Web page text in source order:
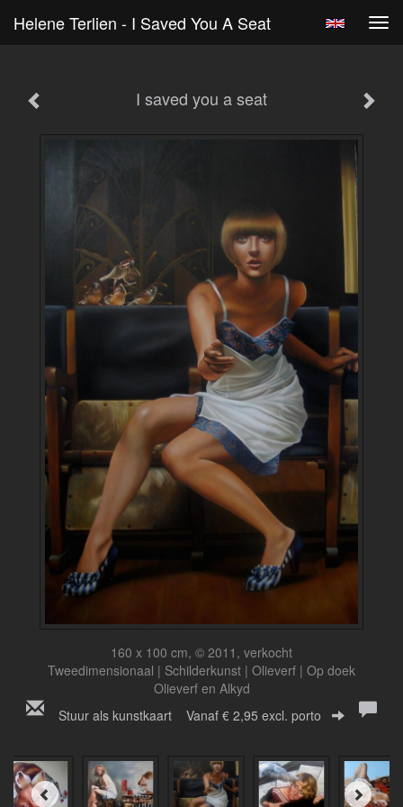
Helene Terlien - I Saved You A Seat
I saved you a seat
160 x 100 cm, © 2011, verkocht
Tweedimensionaal | Schilderkunst | Olieverf | Op doek
Olieverf en Alkyd
Stuur als kunstkaart Vanaf € 2,95 excl. porto